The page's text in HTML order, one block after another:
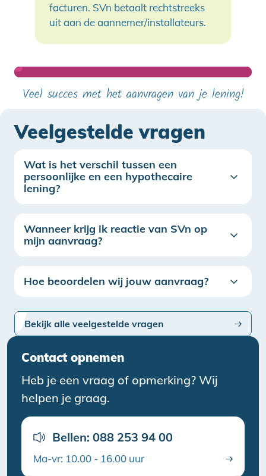
facturen. SVn betaalt rechtstreeks
uit aan de aannemer/installateurs.
Veel succes met het aanvragen van je lening!
Veelgestelde vragen
Wat is het verschil tussen een
persoonlijke en een hypothecaire
lening?
Wanneer krijg ik reactie van SVn op
mijn aanvraag?
Hoe beoordelen wij jouw aanvraag?
Bekijk alle veelgestelde vragen
Contact opnemen
Heb je een vraag of opmerking? Wij
helpen je graag.
Bellen: 088 253 94 00
Ma-vr: 10.00 - 16.00 uur